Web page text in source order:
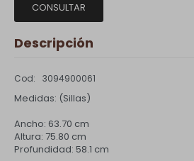
CONSULTAR
Descripción
3094900061
Medidas: (Sillas)
Ancho: 63.70 cm
Altura: 75.80 cm
Profundidad: 58.1 cm